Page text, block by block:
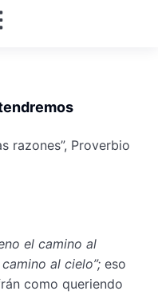
razones”, Proverbio
el camino al
al cielo”; eso
como queriendo